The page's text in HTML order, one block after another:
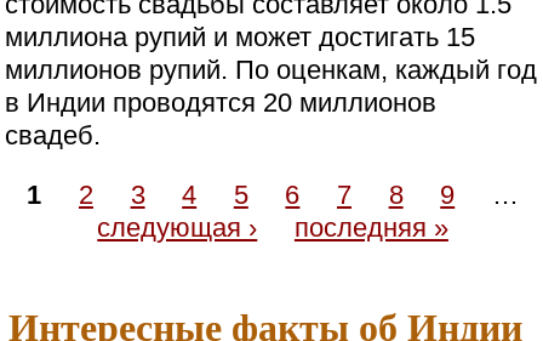
миллиона рупий и может достигать 15
миллионов рупий. По оценкам, каждый год
в Индии проводятся 20 миллионов
свадеб.
1
2 3 4 5 6 7 8 9
…
следующая ›
последняя »
Интересные факты об Индии